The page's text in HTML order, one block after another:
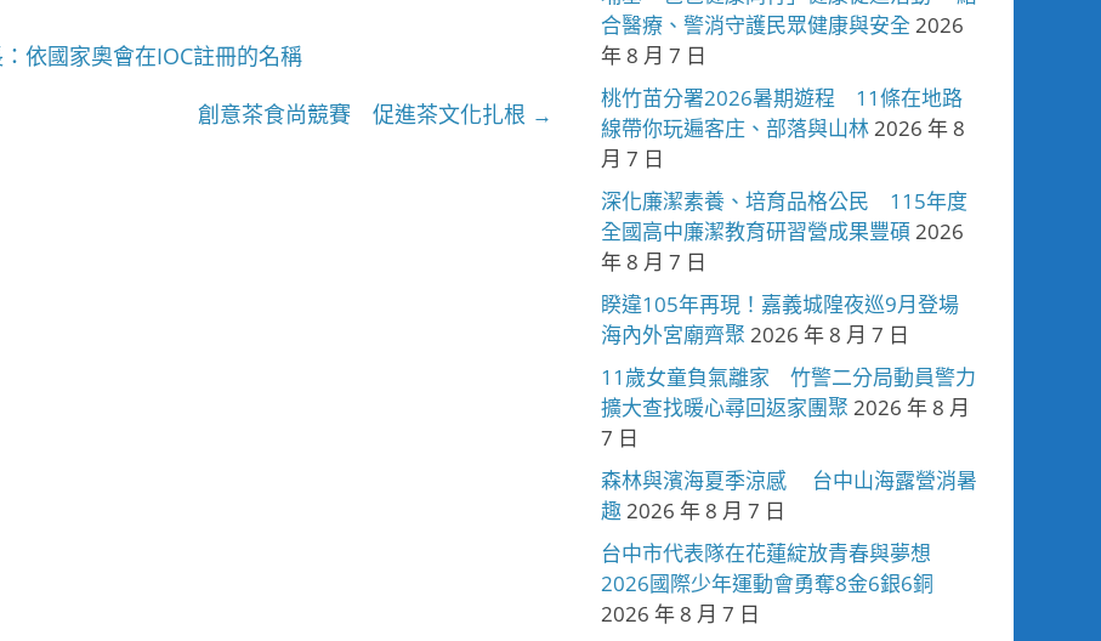
依國家奧會在IOC註冊的名稱
創意茶食尚競賽 促進茶文化扎根 →
合醫療、警消守護民眾健康與安全 2026
年 8 月 7 日
桃竹苗分署2026暑期遊程 11條在地路
線帶你玩遍客庄、部落與山林2026 年 8
月 7 日
深化廉潔素養、培育品格公民 115年度
全國高中廉潔教育研習營成果豐碩 2026
年 8 月 7 日
睽違105年再現！嘉義城隍夜巡9月登場
海內外宮廟齊聚 2026 年 8 月 7 日
11歲女童負氣離家 竹警二分局動員警力
擴大查找暖心尋回返家團聚 2026 年 8 月
7 日
森林與濱海夏季涼感 台中山海露營消暑
趣2026 年 8 月 7 日
台中市代表隊在花蓮綻放青春與夢想
2026國際少年運動會勇奪8金6銀6銅
2026 年 8 月 7 日